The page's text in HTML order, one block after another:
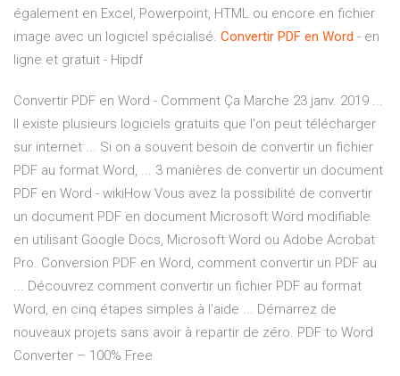
également en Excel, Powerpoint, HTML ou encore en fichier
image avec un logiciel spécialisé. Convertir PDF en Word - en
ligne et gratuit - Hipdf
Convertir PDF en Word - Comment Ça Marche 23 janv. 2019 ...
Il existe plusieurs logiciels gratuits que l'on peut télécharger
sur internet ... Si on a souvent besoin de convertir un fichier
PDF au format Word, ... 3 manières de convertir un document
PDF en Word - wikiHow Vous avez la possibilité de convertir
un document PDF en document Microsoft Word modifiable
en utilisant Google Docs, Microsoft Word ou Adobe Acrobat
Pro. Conversion PDF en Word, comment convertir un PDF au
... Découvrez comment convertir un fichier PDF au format
Word, en cinq étapes simples à l'aide ... Démarrez de
nouveaux projets sans avoir à repartir de zéro. PDF to Word
Converter – 100% Free